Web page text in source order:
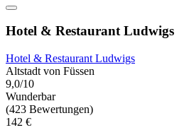
Hotel & Restaurant Ludwigs
Hotel & Restaurant Ludwigs
Altstadt von Füssen
9,0/10
Wunderbar
(423 Bewertungen)
142 €